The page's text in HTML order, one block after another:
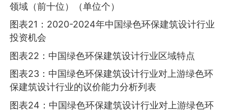
领域（前十位）（单位个）
图表21：2020-2024年中国绿色环保建筑设计行业
投资机会
图表22：中国绿色环保建筑设计行业区域特点
图表23：中国绿色环保建筑设计行业对上游绿色环
保建筑设计行业的议价能力分析列表
图表24：中国绿色环保建筑设计行业对上游绿色环